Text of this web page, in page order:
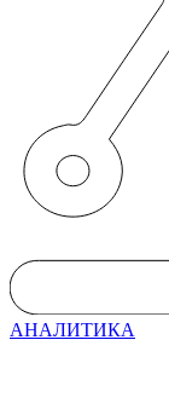
АНАЛИТИКА